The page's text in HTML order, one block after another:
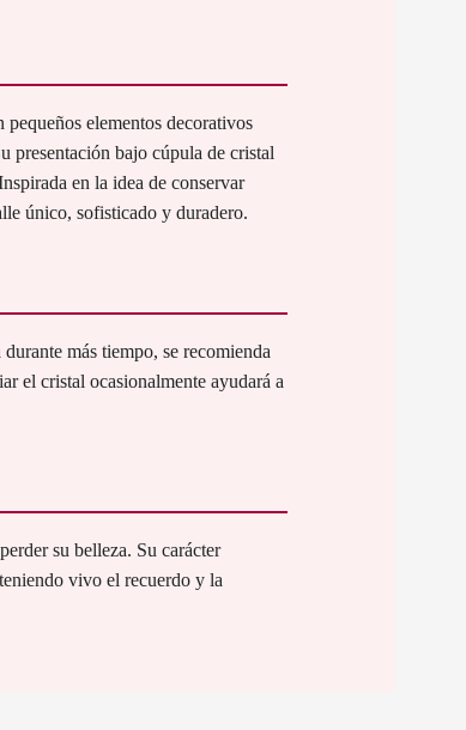
elementos decorativos
presentación bajo cúpula de cristal
en la idea de conservar
único, sofisticado y duradero.
más tiempo, se recomienda
el cristal ocasionalmente ayudará a
su belleza. Su carácter
vivo el recuerdo y la